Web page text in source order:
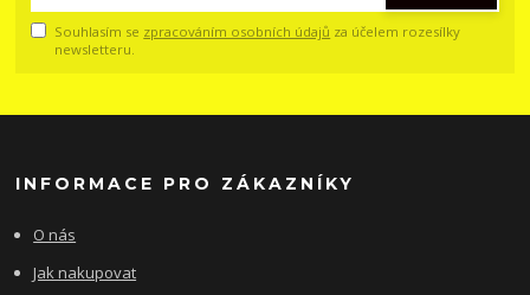
Souhlasím se zpracováním osobních údajů za účelem rozesílky
newsletteru.
INFORMACE PRO ZÁKAZNÍKY
O nás
Jak nakupovat